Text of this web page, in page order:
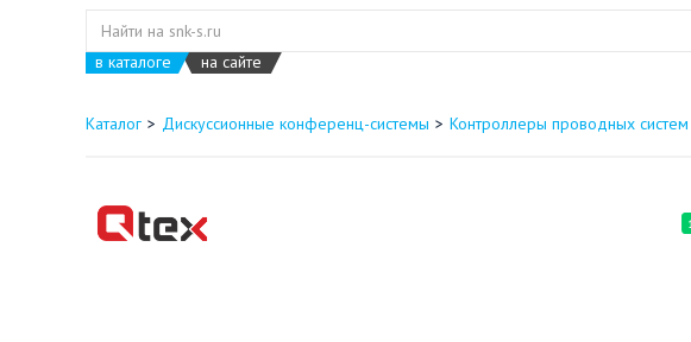
в каталоге на сайте
Каталог Дискуссионные конференц-системы Контроллеры проводных систем